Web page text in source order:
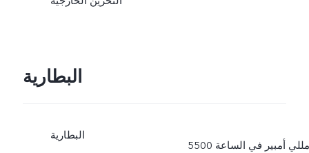
البطارية
البطارية
5500 مللي أمبير في الساعة